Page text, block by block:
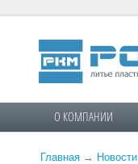
О КОМПАНИИ
Главная → Новости